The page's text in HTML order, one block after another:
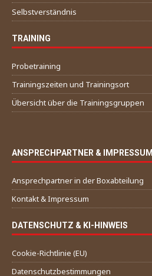
Selbstverständnis
TRAINING
Probetraining
Trainingszeiten und Trainingsort
Übersicht über die Trainingsgruppen
ANSPRECHPARTNER & IMPRESSUM
Ansprechpartner in der Boxabteilung
Kontakt & Impressum
DATENSCHUTZ & KI-HINWEIS
Cookie-Richtlinie (EU)
Datenschutzbestimmungen